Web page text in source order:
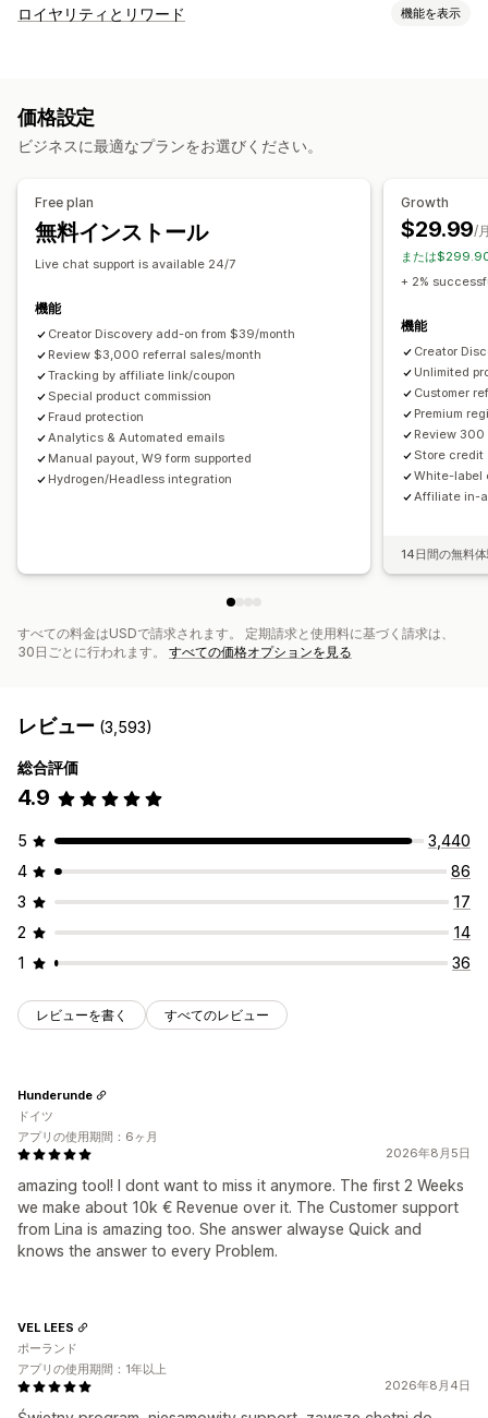
コミッションオプション
流入管理
一括リンク生成
メール追跡 複数レベルの追跡
商品追跡
カスタムダッシュボード
ブランド化されたポータル
カスタムリンクとカスタムディスカウント
カスタムドメイン
カスタムフォーム カスタムブランディング
決済
税フォーム
銀行送金 自動決済
カードの入金
ロイヤリティとリワード 機能を表示
提供可能なリワード
価格設定
ビジネスに最適なプランをお選びください。
Free plan
無料インストール
Live chat support is available 24/7
機能
Creator Discovery add-on from $39/month
Review $3,000 referral sales/month
Tracking by affiliate link/coupon
Special product commission
Fraud protection
Analytics & Automated emails
Manual payout, W9 form supported
Hydrogen/Headless integration
Growth
$29.99/
または
+ 2%
機能
Creator
Unlimited
Customer
Premium
Review
Store credit
White-label
Affiliate in-
14日間の無料
すべての料金はUSDで請求されます。 定期請求と使用料に基づく請求は、
30日ごとに行われます。 すべての価格オプションを見る
レビュー (3,593)
総合評価
4.9
5
3,440
4
86
3
17
2
14
1
36
レビューを書く すべてのレビュー
2026年8月5日
amazing tool! I dont want to miss it anymore. The first 2 Weeks
we make about 10k € Revenue over it. The Customer support
from Lina is amazing too. She answer alwayse Quick and
knows the answer to every Problem.
Hunderunde
ドイツ
アプリの使用期間：6ヶ月
2026年8月4日
VEL LEES
ポーランド
アプリの使用期間：1年以上